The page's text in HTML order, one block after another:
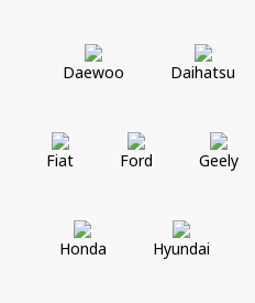
Daewoo Daihatsu
Fiat Ford Geely
Honda Hyundai